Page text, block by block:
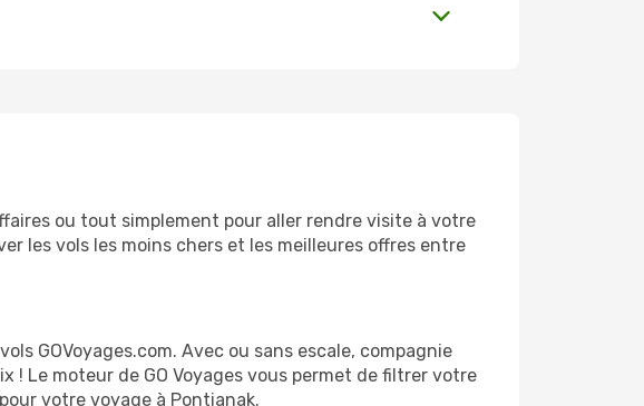
ou tout simplement pour aller rendre visite à votre
les vols les moins chers et les meilleures offres entre
GOVoyages.com. Avec ou sans escale, compagnie
Le moteur de GO Voyages vous permet de filtrer votre
votre voyage à Pontianak.